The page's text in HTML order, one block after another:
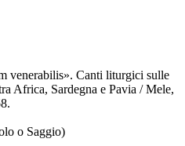
venerabilis». Canti liturgici sulle
Africa, Sardegna e Pavia / Mele,
o Saggio)